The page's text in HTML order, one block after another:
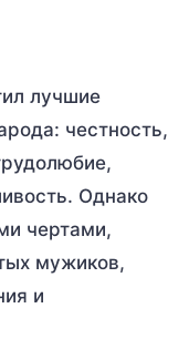
лучшие
честность,
Однако
чертами,
мужиков,
и